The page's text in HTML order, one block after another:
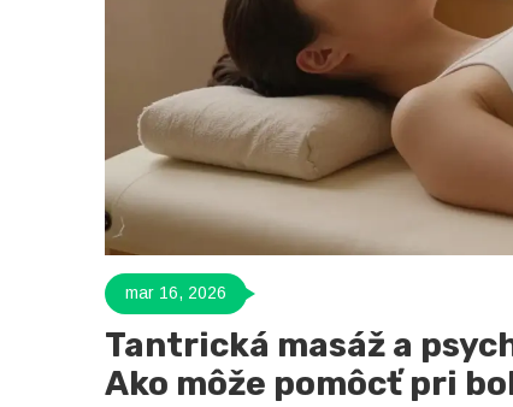
mar 16, 2026
Tantrická masáž a
Ako môže pomôcť pri